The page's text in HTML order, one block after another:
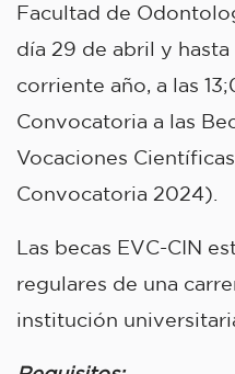
Facultad de
día 29 de abril y
corriente año, a las
Convocatoria a las
Vocaciones
Convocatoria 2024).
Las becas EVC-CIN
regulares de una
institución